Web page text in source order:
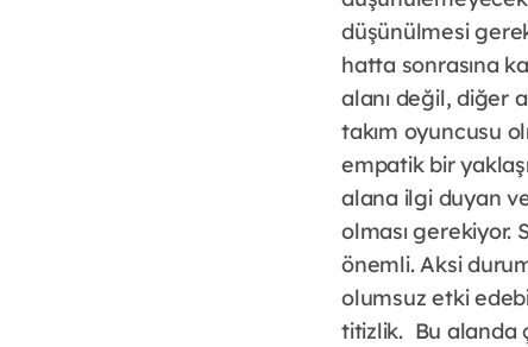
düşünülmesi
hatta sonrasına
alanı değil, diğer
takım oyuncusu
empatik bir
alana ilgi duyan
olması gerekiyor.
önemli. Aksi
olumsuz etki
titizlik. Bu alanda